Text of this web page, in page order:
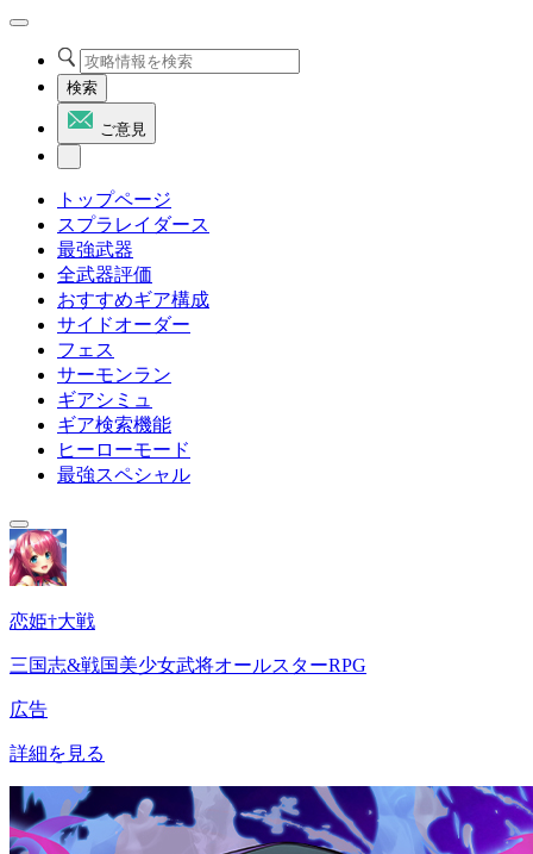
検索
ご意見
トップページ
スプラレイダース
最強武器
全武器評価
おすすめギア構成
サイドオーダー
フェス
サーモンラン
ギアシミュ
ギア検索機能
ヒーローモード
最強スペシャル
恋姫†大戦
三国志&戦国美少女武将オールスターRPG
広告
詳細を見る